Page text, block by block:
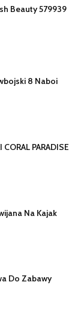
Beauty 579939
8 Naboi
PARADISE
Na Kajak
Do Zabawy